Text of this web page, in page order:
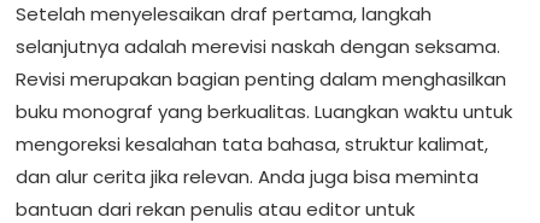
Setelah menyelesaikan draf pertama, langkah
selanjutnya adalah merevisi naskah dengan seksama.
Revisi merupakan bagian penting dalam menghasilkan
buku monograf yang berkualitas. Luangkan waktu untuk
mengoreksi kesalahan tata bahasa, struktur kalimat,
dan alur cerita jika relevan. Anda juga bisa meminta
bantuan dari rekan penulis atau editor untuk